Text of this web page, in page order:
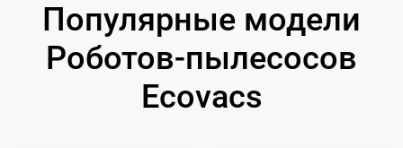
Популярные модели
Роботов-пылесосов
Ecovacs